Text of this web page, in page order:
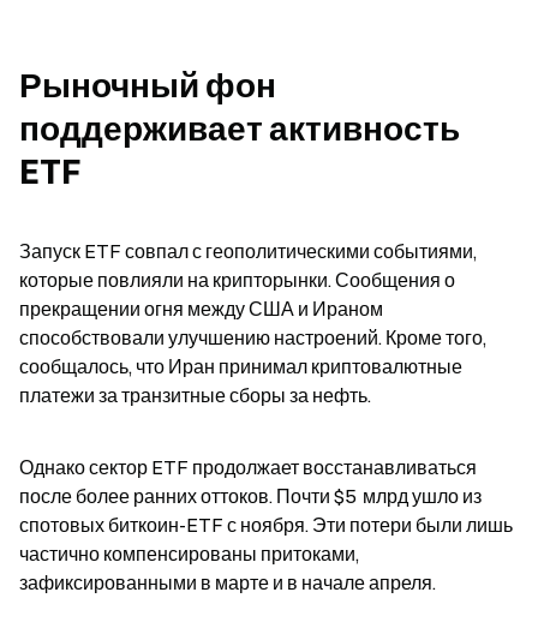
Рыночный фон
поддерживает активность
ETF
Запуск ETF совпал с геополитическими событиями,
которые повлияли на крипторынки. Сообщения о
прекращении огня между США и Ираном
способствовали улучшению настроений. Кроме того,
сообщалось, что Иран принимал криптовалютные
платежи за транзитные сборы за нефть.
Однако сектор ETF продолжает восстанавливаться
после более ранних оттоков. Почти $5  млрд ушло из
спотовых биткоин-ETF с ноября. Эти потери были лишь
частично компенсированы притоками,
зафиксированными в марте и в начале апреля.